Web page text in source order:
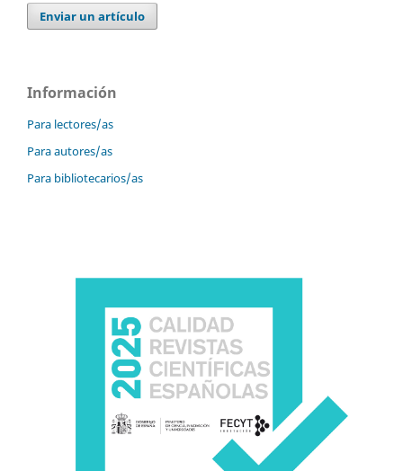
Enviar un artículo
Información
Para lectores/as
Para autores/as
Para bibliotecarios/as